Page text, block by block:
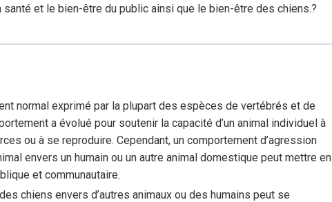
santé et le bien-être du public ainsi que le bien-être des chiens.?
normal exprimé par la plupart des espèces de vertébrés et de
a évolué pour soutenir la capacité d’un animal individuel à
ou à se reproduire. Cependant, un comportement d’agression
envers un humain ou un autre animal domestique peut mettre en
et communautaire.
chiens envers d’autres animaux ou des humains peut se